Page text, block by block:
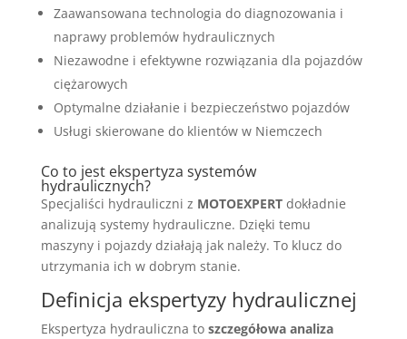
Zaawansowana technologia do diagnozowania i
naprawy problemów hydraulicznych
Niezawodne i efektywne rozwiązania dla pojazdów
ciężarowych
Optymalne działanie i bezpieczeństwo pojazdów
Usługi skierowane do klientów w Niemczech
Co to jest ekspertyza systemów
hydraulicznych?
Specjaliści hydrauliczni z MOTOEXPERTdokładnie
analizują systemy hydrauliczne. Dzięki temu
maszyny i pojazdy działają jak należy. To klucz do
utrzymania ich w dobrym stanie.
Definicja ekspertyzy hydraulicznej
Ekspertyza hydrauliczna to szczegółowa analiza